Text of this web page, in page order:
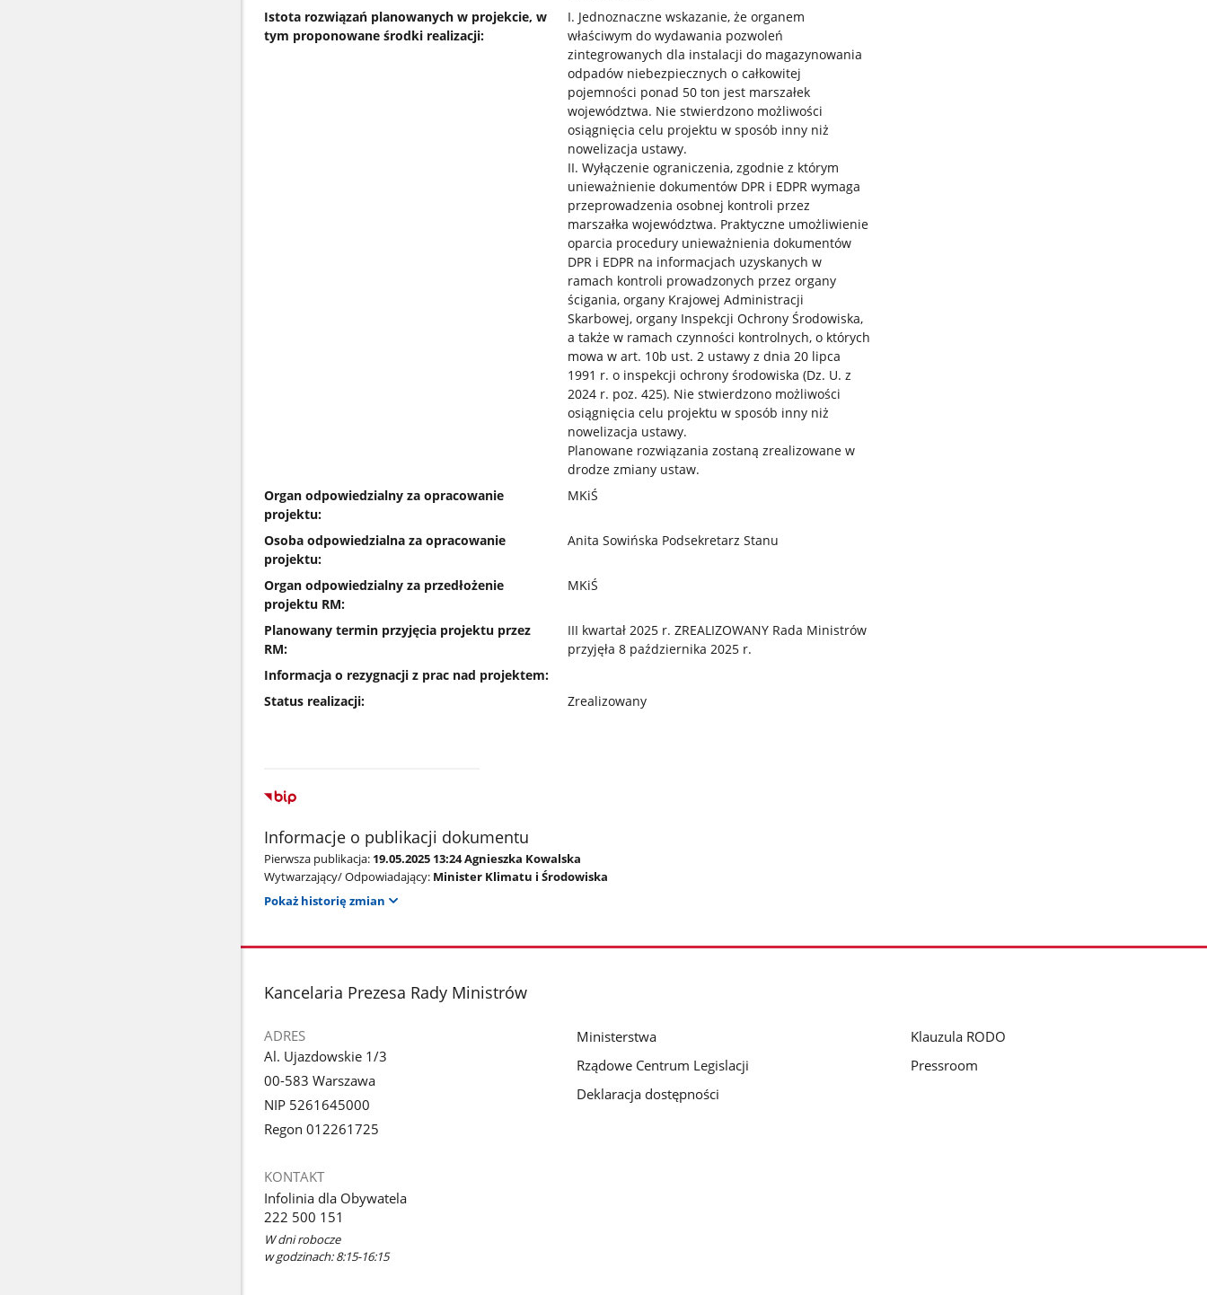
Istota rozwiązań planowanych w projekcie, w
tym proponowane środki realizacji:
I. Jednoznaczne wskazanie, że organem
właściwym do wydawania pozwoleń
zintegrowanych dla instalacji do magazynowania
odpadów niebezpiecznych o całkowitej
pojemności ponad 50 ton jest marszałek
województwa. Nie stwierdzono możliwości
osiągnięcia celu projektu w sposób inny niż
nowelizacja ustawy.
II. Wyłączenie ograniczenia, zgodnie z którym
unieważnienie dokumentów DPR i EDPR wymaga
przeprowadzenia osobnej kontroli przez
marszałka województwa. Praktyczne umożliwienie
oparcia procedury unieważnienia dokumentów
DPR i EDPR na informacjach uzyskanych w
ramach kontroli prowadzonych przez organy
ścigania, organy Krajowej Administracji
Skarbowej, organy Inspekcji Ochrony Środowiska,
a także w ramach czynności kontrolnych, o których
mowa w art. 10b ust. 2 ustawy z dnia 20 lipca
1991 r. o inspekcji ochrony środowiska (Dz. U. z
2024 r. poz. 425). Nie stwierdzono możliwości
osiągnięcia celu projektu w sposób inny niż
nowelizacja ustawy.
Planowane rozwiązania zostaną zrealizowane w
drodze zmiany ustaw.
Organ odpowiedzialny za opracowanie
projektu:
MKiŚ
Osoba odpowiedzialna za opracowanie
projektu:
Anita Sowińska Podsekretarz Stanu
Organ odpowiedzialny za przedłożenie
projektu RM:
MKiŚ
Planowany termin przyjęcia projektu przez
RM:
III kwartał 2025 r. ZREALIZOWANY Rada Ministrów
przyjęła 8 października 2025 r.
Informacja o rezygnacji z prac nad projektem:
Status realizacji:
Zrealizowany
Informacje o publikacji dokumentu
Pierwsza publikacja: 19.05.2025 13:24 Agnieszka Kowalska
Wytwarzający/ Odpowiadający: Minister Klimatu i Środowiska
Pokaż historię zmian
stopka
Kancelaria Prezesa Rady Ministrów
ADRES
Al. Ujazdowskie 1/3
00-583 Warszawa
NIP 5261645000
Regon 012261725
KONTAKT
Infolinia dla Obywatela
222 500 151
W dni robocze
w godzinach: 8:15-16:15
Ministerstwa
Rządowe Centrum Legislacji
Deklaracja dostępności
Klauzula RODO
Pressroom